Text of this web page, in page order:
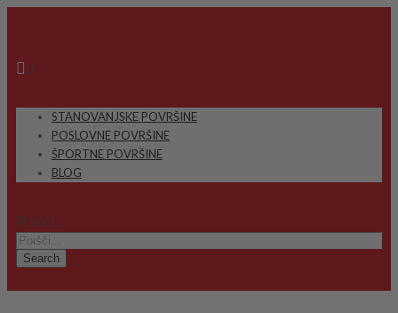
0
STANOVANJSKE POVRŠINE
POSLOVNE POVRŠINE
ŠPORTNE POVRŠINE
BLOG
Poišči...
Search